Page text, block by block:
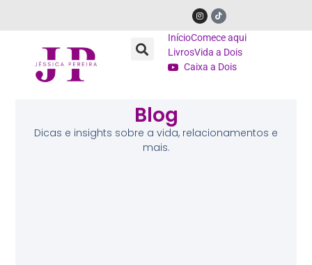
InícioComece aqui
LivrosVida a Dois
Caixa a Dois
Blog
Dicas e insights sobre a vida, relacionamentos e
mais.